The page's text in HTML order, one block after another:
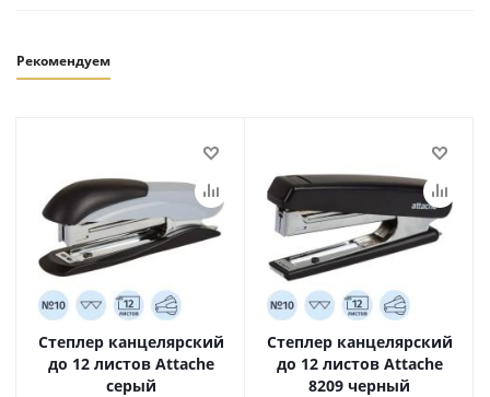
Рекомендуем
Степлер канцелярский
до 12 листов Attache
серый
Степлер канцелярский
до 12 листов Attache
8209 черный